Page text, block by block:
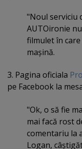
"Noul serviciu
AUTOironie
filmulet în
maşină.
3. Pagina oficiala
pe Facebook la
"Ok, o să fie
mai facă rost
comentariu la
Logan,